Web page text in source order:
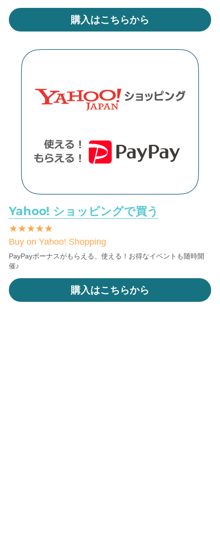
購入はこちらから
Yahoo! ショッピングで買う
★★★★★
Buy on Yahoo! Shopping
PayPayボーナスがもらえる、使える！お得なイベントも随時開
催♪
購入はこちらから